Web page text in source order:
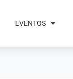
EVENTOS